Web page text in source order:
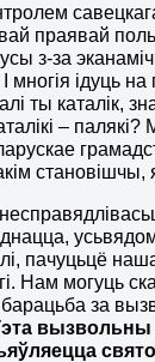
праявай
з-за
ідуць
ты каталік,
–
становішчы,
пачуцьцё
Нам могуць
за
вызвольны
яўляецца